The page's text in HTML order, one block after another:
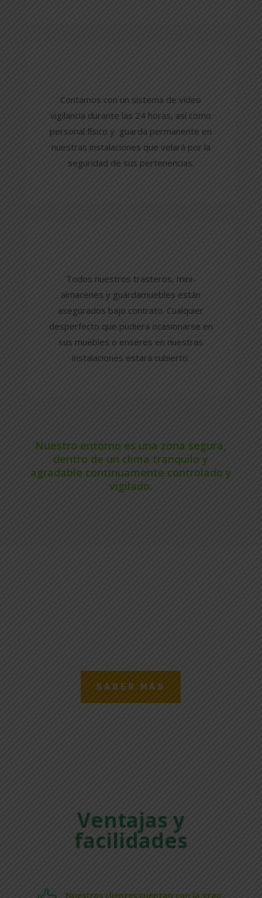
Contamos con un sistema de vídeo
vigilancia durante las 24 horas, así como
personal físico y guarda permanente en
nuestras instalaciones que velará por la
seguridad de sus pertenencias.
Todos nuestros trasteros, mini-
almacenes y guárdamuebles están
asegurados bajo contrato. Cualquier
desperfecto que pudiera ocasionarse en
sus muebles o enseres en nuestras
instalaciones estará cubierto.
Nuestro entorno es una zona segura,
dentro de un clima tranquilo y
agradable continuamente controlado y
vigilado.
SABER MÁS
Ventajas y
facilidades
Nuestros clientes cuentan con la gran